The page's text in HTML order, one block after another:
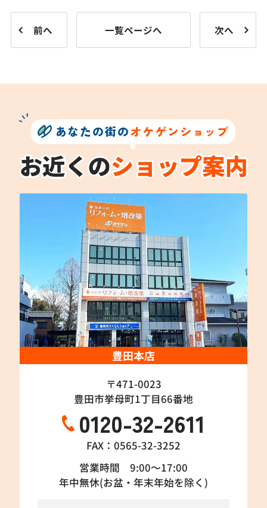
前へ 一覧ページへ 次へ
あなたの街のオケゲンショップ
豊田本店
〒471-0023
豊田市挙母町1丁目66番地
0120-32-2611
FAX：0565-32-3252
営業時間 9:00～17:00
年中無休(お盆・年末年始を除く)